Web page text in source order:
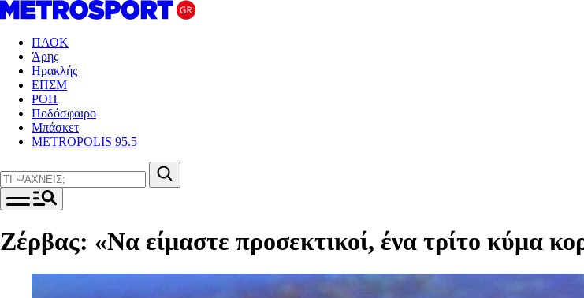
ΠΑΟΚ
Άρης
Ηρακλής
ΕΠΣΜ
ΡΟΗ
Ποδόσφαιρο
Μπάσκετ
METROPOLIS 95.5
Ζέρβας: «Να είμαστε προσεκτικοί, ένα τρίτο κύμα